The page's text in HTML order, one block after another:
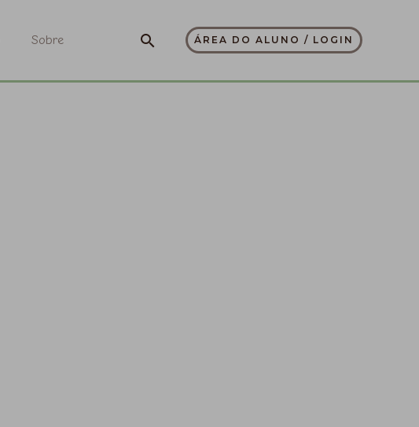
Sobre PesquisarÁREA DO ALUNO / LOGIN